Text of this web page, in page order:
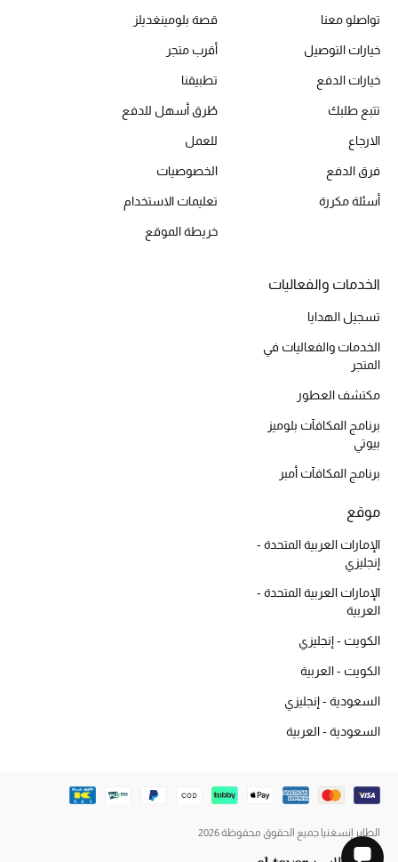
تواصلو معنا
خيارات التوصيل
خيارات الدفع
تتبع طلبك
الارجاع
فرق الدفع
أسئلة مكررة
قصة بلومينغديلز
أقرب متجر
تطبيقنا
طُرق أسهل للدفع
للعمل
الخصوصيات
تعليمات الاستخدام
خريطة الموقع
الخدمات والفعاليات
تسجيل الهدايا
الخدمات والفعاليات في
المتجر
مكتشف العطور
برنامج المكافآت بلوميز
بيوتي
برنامج المكافآت أمبر
موقع
الإمارات العربية المتحدة -
إنجليزي
الإمارات العربية المتحدة -
العربية
الكويت - إنجليزي
الكويت - العربية
السعودية - إنجليزي
السعودية - العربية
الطاير إنسغنيا جميع الحقوق محفوظة 2026